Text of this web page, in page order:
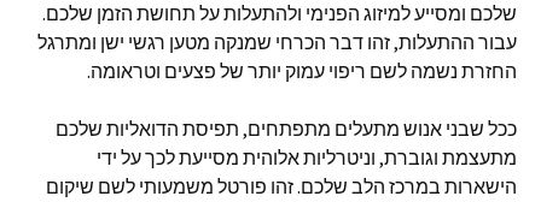
שלכם ומסייע למיזוג הפנימי ולהתעלות על תחושת הזמן שלכם.
עבור ההתעלות,זהו דבר הכרחי שמנקה מטען רגשי ישן ומתרגל
החזרת נשמה לשם ריפוי עמוק יותר של פצעים וטראומה.
ככל שבני אנוש מתעלים מתפתחים, תפיסת הדואליות שלכם
מתעצמת וגוברת, וניטרליות אלוהית מסייעת לכך על ידי
הישארות במרכז הלב שלכם.זהו פורטל משמעותי לשם שיקום